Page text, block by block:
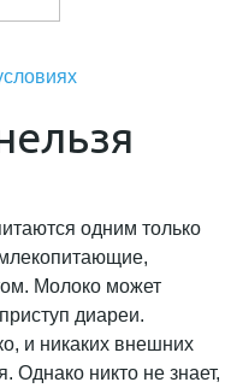
одним только
Молоко может
диареи.
и никаких внешних
Однако никто не знает,